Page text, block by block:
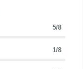
5/8
1/8